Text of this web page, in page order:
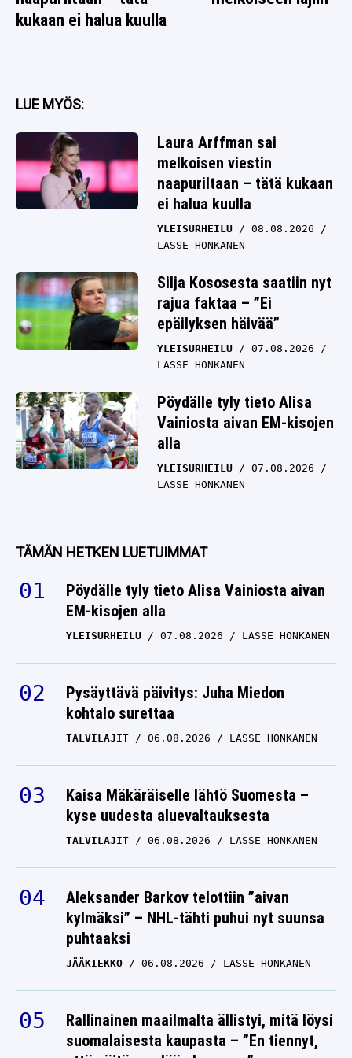
kukaan ei halua kuulla
LUE MYÖS:
Laura Arffman sai
melkoisen viestin
naapuriltaan – tätä kukaan
ei halua kuulla
YLEISURHEILU
08.08.2026
LASSE HONKANEN
Silja Kososesta saatiin nyt
rajua faktaa – ”Ei
epäilyksen häivää”
YLEISURHEILU
07.08.2026
LASSE HONKANEN
Pöydälle tyly tieto Alisa
Vainiosta aivan EM-kisojen
alla
YLEISURHEILU
07.08.2026
LASSE HONKANEN
TÄMÄN HETKEN LUETUIMMAT
Pöydälle tyly tieto Alisa Vainiosta aivan
EM-kisojen alla
YLEISURHEILU 07.08.2026 LASSE HONKANEN
Pysäyttävä päivitys: Juha Miedon
kohtalo surettaa
TALVILAJIT 06.08.2026 LASSE HONKANEN
Kaisa Mäkäräiselle lähtö Suomesta –
kyse uudesta aluevaltauksesta
TALVILAJIT 06.08.2026 LASSE HONKANEN
Aleksander Barkov telottiin ”aivan
kylmäksi” – NHL-tähti puhui nyt suunsa
puhtaaksi
JÄÄKIEKKO 06.08.2026 LASSE HONKANEN
Rallinainen maailmalta ällistyi, mitä löysi
suomalaisesta kaupasta – ”En tiennyt,